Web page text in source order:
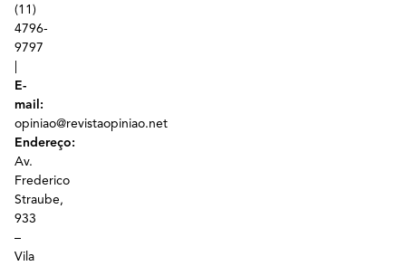
(11)
4796-
9797
E-
mail:
opiniao@revistaopiniao.net
Endereço:
Av.
Frederico
Straube,
933
–
Vila